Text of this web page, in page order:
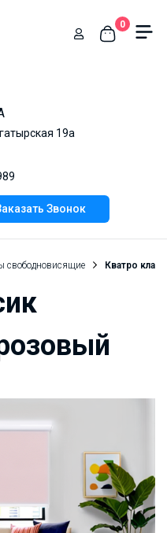
19а
Звонок
0
свободновисящие Кватро